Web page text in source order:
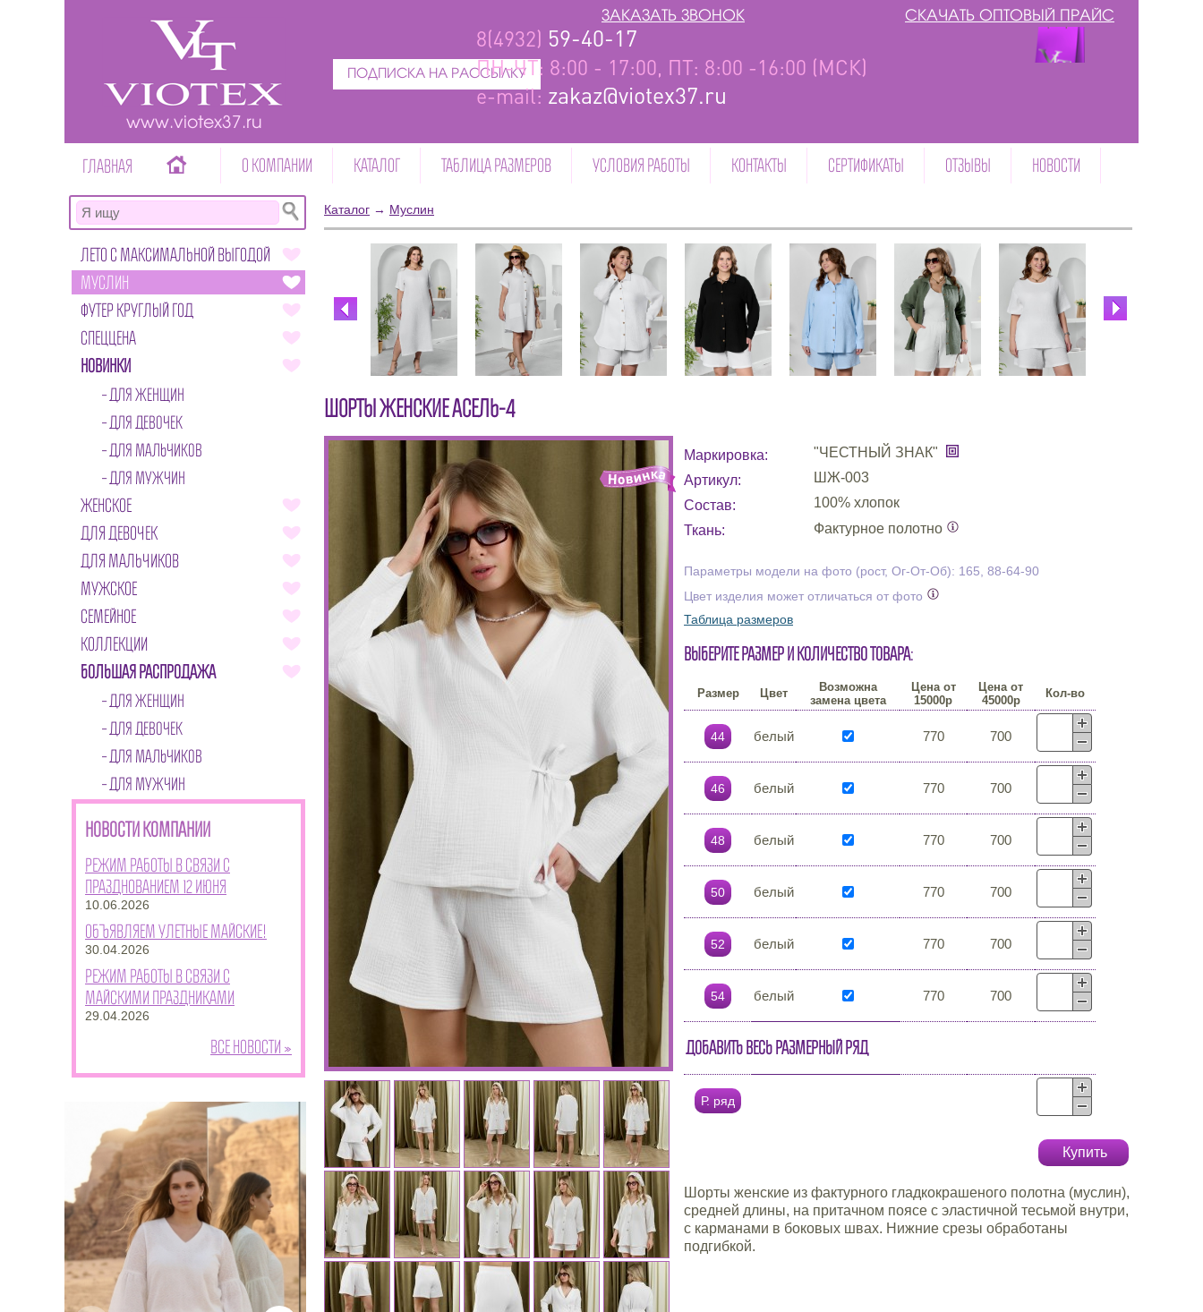
www.viotex37.ru
ПОДПИСКА НА РАССЫЛКУ
8(4932) 59-40-17
ПН-ЧТ: 8:00 - 17:00, ПТ: 8:00 -16:00 (МСК)
e-mail: zakaz@viotex37.ru
СКАЧАТЬ ОПТОВЫЙ ПРАЙС
ЗАКАЗАТЬ ЗВОНОК
ГЛАВНАЯ О КОМПАНИИ КАТАЛОГ ТАБЛИЦА РАЗМЕРОВ УСЛОВИЯ РАБОТЫ КОНТАКТЫ СЕРТИФИКАТЫ ОТЗЫВЫ НОВОСТИ
ЛЕТО С МАКСИМАЛЬНОЙ ВЫГОДОЙ
МУСЛИН
ФУТЕР КРУГЛЫЙ ГОД
СПЕЦЦЕНА
НОВИНКИ
ДЛЯ ЖЕНЩИН
ДЛЯ ДЕВОЧЕК
ДЛЯ МАЛЬЧИКОВ
ДЛЯ МУЖЧИН
ЖЕНСКОЕ
ДЛЯ ДЕВОЧЕК
ДЛЯ МАЛЬЧИКОВ
МУЖСКОЕ
СЕМЕЙНОЕ
КОЛЛЕКЦИИ
БОЛЬШАЯ РАСПРОДАЖА
ДЛЯ ЖЕНЩИН
ДЛЯ ДЕВОЧЕК
ДЛЯ МАЛЬЧИКОВ
ДЛЯ МУЖЧИН
НОВОСТИ КОМПАНИИ
Режим работы в связи с
празднованием 12 июня
10.06.2026
Объявляем улетные майские!
30.04.2026
Режим работы в связи с
майскими праздниками
29.04.2026
Все новости »
Каталог → Муслин
ШОРТЫ ЖЕНСКИЕ АСЕЛЬ-4
Маркировка:
"ЧЕСТНЫЙ ЗНАК"
Артикул:
ШЖ-003
Состав:
100% хлопок
Ткань:
Фактурное полотно
Параметры модели на фото (рост, Ог-От-Об): 165, 88-64-90
Цвет изделия может отличаться от фото
Таблица размеров
Выберите размер и количество товара:
Размер Цвет
Возможна
замена цвета
Цена от
15000р
Цена от
45000р
Кол-во
44 белый 770 700
46 белый 770 700
48 белый 770 700
50 белый 770 700
52 белый 770 700
54 белый 770 700
Добавить весь размерный ряд
Р. ряд
Купить
Шорты женские из фактурного гладкокрашеного полотна (муслин),
средней длины, на притачном поясе с эластичной тесьмой внутри,
с карманами в боковых швах. Нижние срезы обработаны
подгибкой.